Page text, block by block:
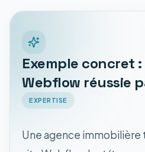
Exemple concret
Webflow réussie
EXPERTISE
Une agence immobilière